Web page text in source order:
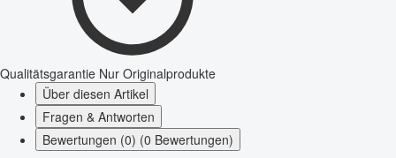
Qualitätsgarantie Nur Originalprodukte
Über diesen Artikel
Fragen & Antworten
Bewertungen (0) (0 Bewertungen)